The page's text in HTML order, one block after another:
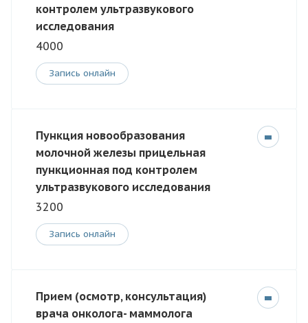
контролем ультразвукового
исследования
4000
Запись онлайн
Пункция новообразования
молочной железы прицельная
пункционная под контролем
ультразвукового исследования
3200
Запись онлайн
Прием (осмотр, консультация)
врача онколога- маммолога